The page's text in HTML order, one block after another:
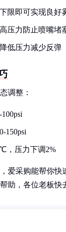
限即可实现良好
压力防止喷嘴堵
低压力减少反弹
调整：
150psi
，压力下调2%
爱采购能帮你快
助，各位老板快